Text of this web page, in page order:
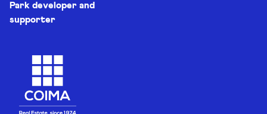
Park developer and
supporter